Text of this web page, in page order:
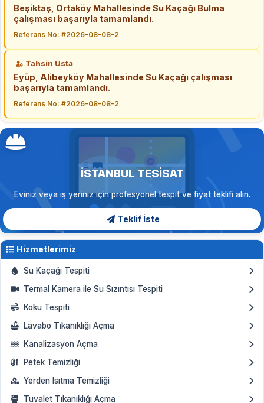
Beşiktaş, Ortaköy Mahallesinde Su Kaçağı Bulma
çalışması başarıyla tamamlandı.
Referans No: #2026-08-08-2
Tahsin Usta
Eyüp, Alibeyköy Mahallesinde Su Kaçağı çalışması
başarıyla tamamlandı.
Referans No: #2026-08-08-2
İSTANBUL TESISAT
Eviniz veya iş yeriniz için profesyonel tespit ve fiyat teklifi alın.
Teklif İste
Hizmetlerimiz
Su Kaçağı Tespiti
Termal Kamera ile Su Sızıntısı Tespiti
Koku Tespiti
Lavabo Tıkanıklığı Açma
Kanalizasyon Açma
Petek Temizliği
Yerden Isıtma Temizliği
Tuvalet Tıkanıklığı Açma